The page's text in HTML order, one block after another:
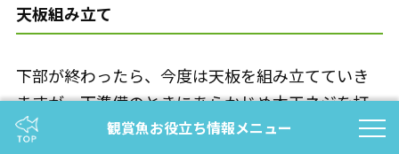
天板組み立て
下部が終わったら、今度は天板を組み立てていき
ますが、下準備のときにあらかじめ木工ネジを打
ち込む穴を開けているとスムーズにネジを入れる
観賞魚お役立ち情報メニュー